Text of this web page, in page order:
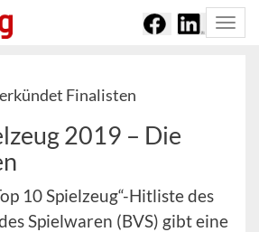
Finalisten
2019 – Die
10 Spielzeug“-Hitliste des
Spielwaren (BVS) gibt eine